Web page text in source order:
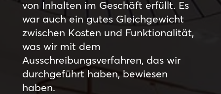
von Inhalten im Geschäft erfüllt. Es
war auch ein gutes Gleichgewicht
zwischen Kosten und Funktionalität,
was wir mit dem
Ausschreibungsverfahren, das wir
durchgeführt haben, bewiesen
haben.